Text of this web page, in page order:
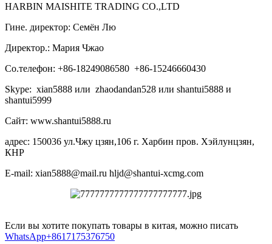
HARBIN MAISHITE TRADING CO.,LTD
Гине. директор: Семён Лю
Директор.: Мария Чжао
Со.телефон: +86-18249086580 +86-15246660430
Skype: xian5888 или zhaodandan528 или shantui5888 и
shantui5999
Сайт: www.shantui5888.ru
адрес: 150036 ул.Чжу цзян,106 г. Харбин пров. Хэйлунцзян,
КНР
E-mail: xian5888@mail.ru hljd@shantui-xcmg.com
Если вы хотите покупать товары в китая, можно писать
WhatsApp+8617175376750